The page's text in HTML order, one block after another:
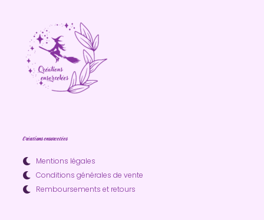
Créations ensorcelées
Mentions légales
Conditions générales de vente
Remboursements et retours